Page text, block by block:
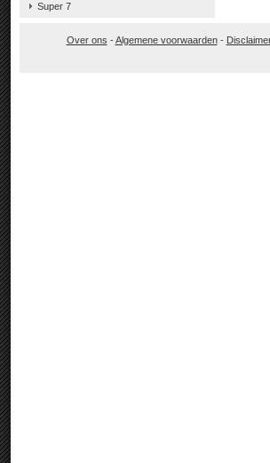
Super 7
Over ons -Algemene voorwaarden-